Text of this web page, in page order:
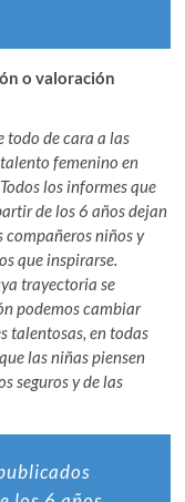
o valoración
todo de cara a las
femenino en
los informes que
de los 6 años dejan
compañeros niños y
que inspirarse.
trayectoria se
podemos cambiar
talentosas, en todas
las niñas piensen
seguros y de las